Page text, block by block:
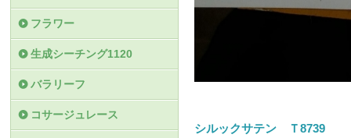
シルックサテン Ｔ8739
フラワー
生成シーチング1120
バラリーフ
コサージュレース